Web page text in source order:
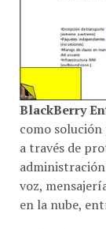
BlackBerry
como
a través de
voz,
en la nube,